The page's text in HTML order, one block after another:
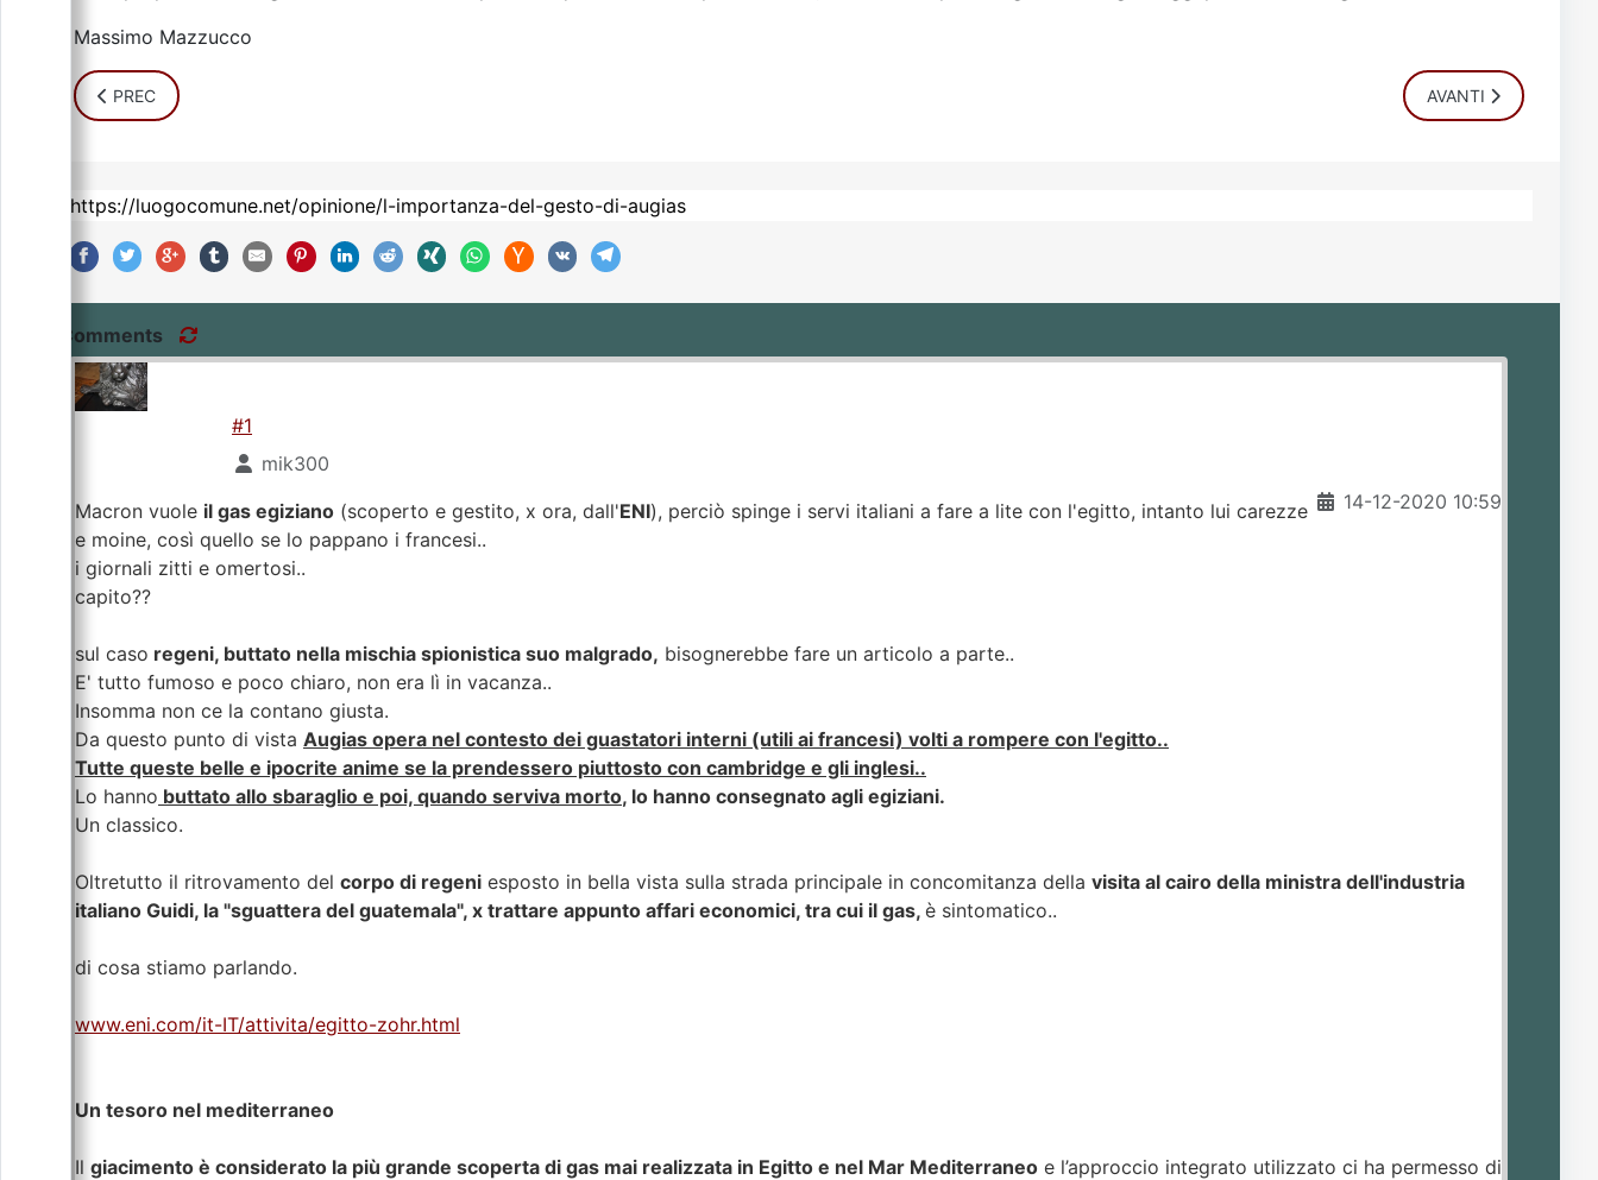
Massimo Mazzucco
ARTICOLO PRECEDENTE: IL PROBLEMA. BREVE COMPENDIO CRITICO DELL'IDEOLOGIA NEOLIBERALE
PREC ARTICOLO
AVANTI
Comments
#1
mik300
14-12-2020 10:59
Macron vuole il gas egiziano (scoperto e gestito, x ora, dall'ENI), perciò spinge i servi italiani a fare a lite con l'egitto, intanto lui carezze
e moine, così quello se lo pappano i francesi..
i giornali zitti e omertosi..
capito??
sul caso regeni, buttato nella mischia spionistica suo malgrado, bisognerebbe fare un articolo a parte..
E' tutto fumoso e poco chiaro, non era lì in vacanza..
Insomma non ce la contano giusta.
Da questo punto di vista Augias opera nel contesto dei guastatori interni (utili ai francesi) volti a rompere con l'egitto..
Tutte queste belle e ipocrite anime se la prendessero piuttosto con cambridge e gli inglesi..
Lo hanno buttato allo sbaraglio e poi, quando serviva morto, lo hanno consegnato agli egiziani.
Un classico.
Oltretutto il ritrovamento del corpo di regeni esposto in bella vista sulla strada principale in concomitanza della visita al cairo della ministra dell'industria
italiano Guidi, la "sguattera del guatemala", x trattare appunto affari economici, tra cui il gas, è sintomatico..
di cosa stiamo parlando.
www.eni.com/it-IT/attivita/egitto-zohr.html
Un tesoro nel mediterraneo
Il giacimento è considerato la più grande scoperta di gas mai realizzata in Egitto e nel Mar Mediterraneo e l’approccio integrato utilizzato ci ha permesso di